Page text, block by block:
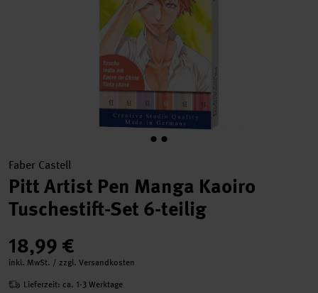
Faber Castell
Pitt Artist Pen Manga Kaoiro
Tuschestift-Set 6-teilig
18,99 €
inkl. MwSt. / zzgl. Versandkosten
Lieferzeit: ca. 1-3 Werktage